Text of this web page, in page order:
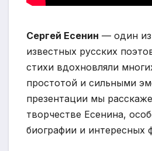
Сергей Есенин — один
известных русских
стихи вдохновляли
простотой и сильными
презентации мы
творчестве Есенина,
биографии и интересных